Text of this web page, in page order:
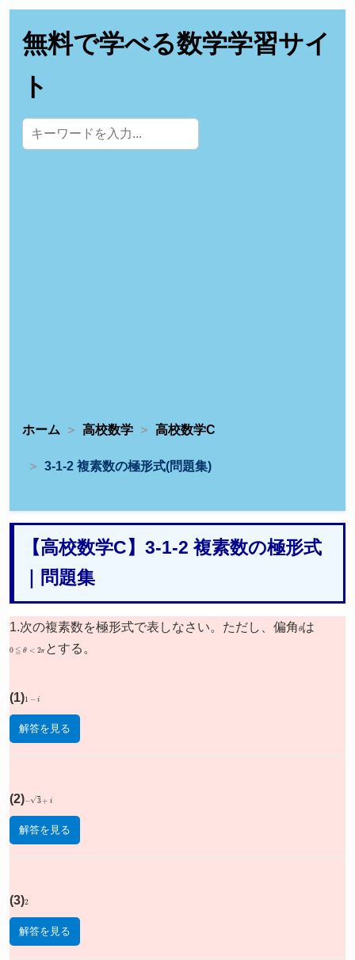
無料で学べる数学学習サイ
ト
サイト内検索
ホーム 高校数学 高校数学C
3-1-2 複素数の極形式(問題集)
【高校数学C】3-1-2 複素数の極形式
｜問題集
1.次の複素数を極形式で表しなさい。ただし、偏角 θは
0 ≦θ < π とする。
(1)1
解答を見る
(2) +i
解答を見る
(3)2
解答を見る